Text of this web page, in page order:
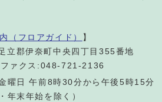
（フロアガイド） 】
立郡伊奈町中央四丁目355番地
ファクス:048-721-2136
曜日 午前8時30分から午後5時15分
年末年始を除く）